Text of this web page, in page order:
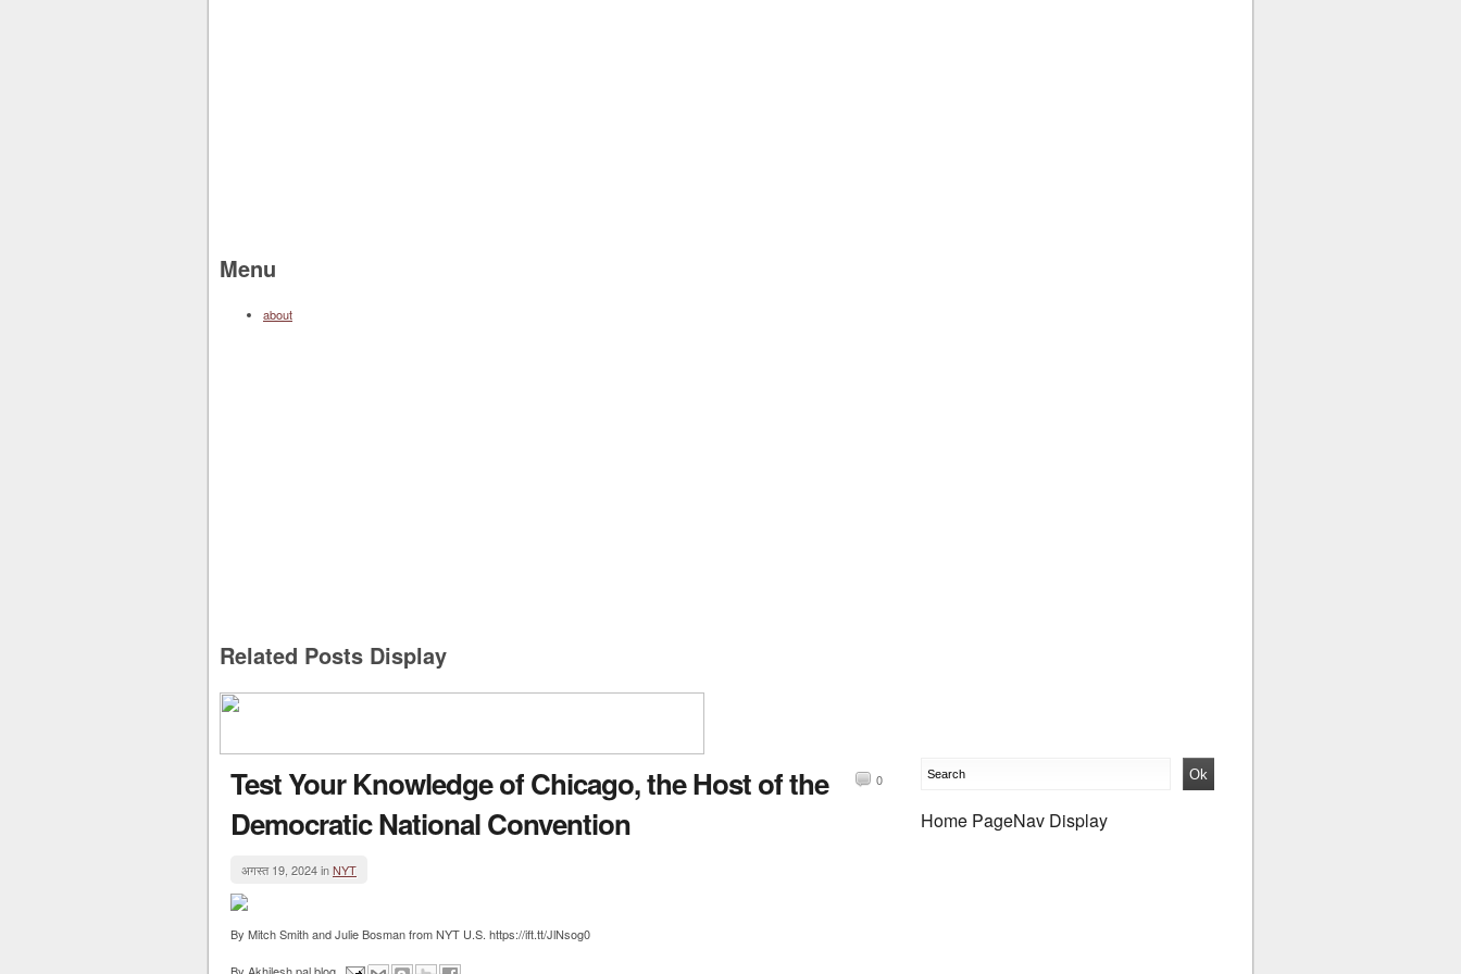
Menu
about
Related Posts Display
Test Your Knowledge of Chicago, the Host of the
Democratic National Convention
0
अगस्त 19, 2024 inNYT
By Mitch Smith and Julie Bosman from NYT U.S. https://ift.tt/JlNsog0
Home PageNav Display